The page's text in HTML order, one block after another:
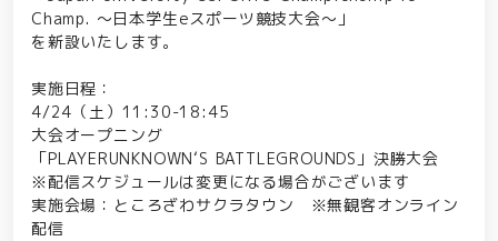
Champ. ～日本学生eスポーツ競技大会～」
を新設いたします。
実施日程：
4/24（土）11:30-18:45
大会オープニング
「PLAYERUNKNOWN‘S BATTLEGROUNDS」決勝大会
※配信スケジュールは変更になる場合がございます
実施会場：ところざわサクラタウン ※無観客オンライン
配信